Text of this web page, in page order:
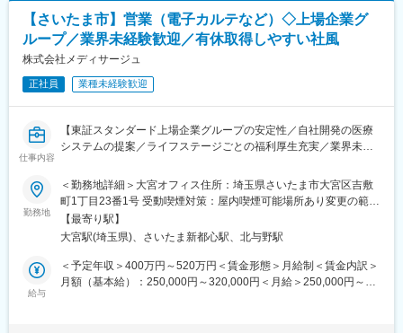
◎導入から1か月後：
・システム稼働状況の確認
・システム使用における課題点が発生した場合、課題解決策の提
案、アドバイス
◎オンライン化への対応：
現在、ほとんどの業務を訪問型で行っていますが、今後はオンラ
インでの導入支援も推進していきます。導入されるクリニックの
皆様向けへのオンラインでの集団研修+個別オンライン指導対応
（ウェビナー講師担当等）業務などを想定しています。
◎その他：
・一部、お電話でのユーザーからの問合せ対応や、システム稼働
後のサポートによる少額の受発注業務がございます。
（例：PCやモニター、プリンタの追加発注や新規スタッフへの指
■入社後のサポート：
【さいたま市】営業（電子カルテなど）◇上場企業グ
ループ／業界未経験歓迎／有休取得しやすい社風
株式会社メディサージュ
正社員 業種未経験歓迎
仕事内容
【東証スタンダード上場企業グループの安定性／自社開発の医療
システムの提案／ライフステージごとの福利厚生充実／業界未経
東証スタンダード上場のファルコホールディングスのグループ企
業であり、中小規模病院へ電子カルテおよび医療機関向けクラウ
ドサービスを自社開発・提供する当社において、医療機関への当
社システムの導入を担当いただきます。
■担当業務：
勤務地
＜勤務地詳細＞大宮オフィス住所：埼玉県さいたま市大宮区吉敷
町1丁目23番1号 受動喫煙対策：屋内喫煙可能場所あり変更の範
囲：会社の定める事業所
【最寄り駅】
大宮駅(埼玉県)、さいたま新都心駅、北与野駅
給与
＜予定年収＞400万円～520万円＜賃金形態＞月給制＜賃金内訳＞
月額（基本給）：250,000円～320,000円＜月給＞250,000円～